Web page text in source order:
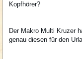
Kopfhörer?
Der Makro Multi Kruzer
genau diesen für den